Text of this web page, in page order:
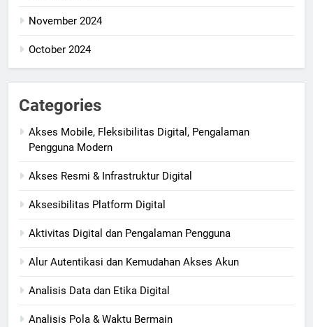
November 2024
October 2024
Categories
Akses Mobile, Fleksibilitas Digital, Pengalaman
Pengguna Modern
Akses Resmi & Infrastruktur Digital
Aksesibilitas Platform Digital
Aktivitas Digital dan Pengalaman Pengguna
Alur Autentikasi dan Kemudahan Akses Akun
Analisis Data dan Etika Digital
Analisis Pola & Waktu Bermain